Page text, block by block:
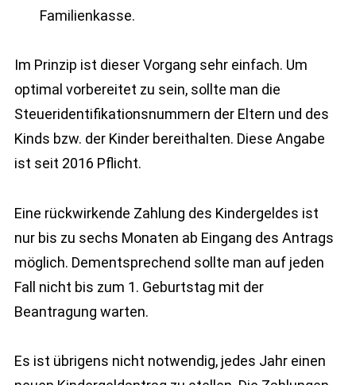
Familienkasse.
Im Prinzip ist dieser Vorgang sehr einfach. Um
optimal vorbereitet zu sein, sollte man die
Steueridentifikationsnummern der Eltern und des
Kinds bzw. der Kinder bereithalten. Diese Angabe
ist seit 2016 Pflicht.
Eine rückwirkende Zahlung des Kindergeldes ist
nur bis zu sechs Monaten ab Eingang des Antrags
möglich. Dementsprechend sollte man auf jeden
Fall nicht bis zum 1. Geburtstag mit der
Beantragung warten.
Es ist übrigens nicht notwendig, jedes Jahr einen